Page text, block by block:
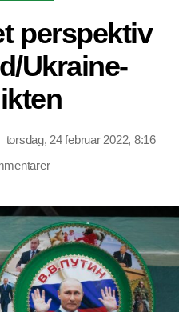
perspektiv
Ukraine-
torsdag, 24 februar 2022, 8:16
til
perspektiv
på
Rusland/Ukraine-
konflikten